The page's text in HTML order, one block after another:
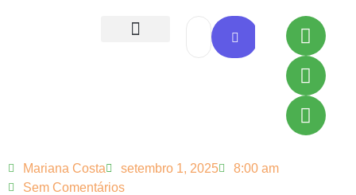
Mariana Costa setembro 1, 2025
8:00 am
Sem Comentários